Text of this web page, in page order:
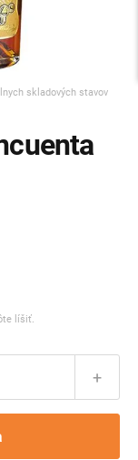
skladových stavov
líšiť.
+